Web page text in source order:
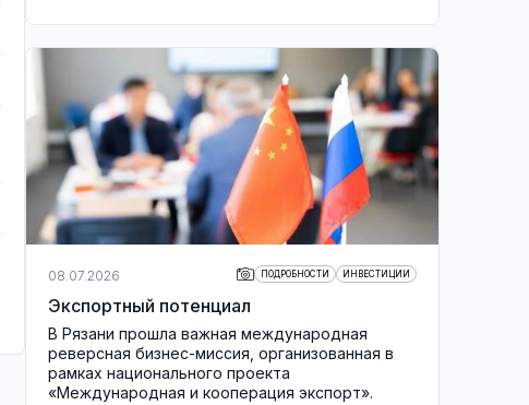
08.07.2026 ПОДРОБНОСТИ ИНВЕСТИЦИИ
Экспортный потенциал
В Рязани прошла важная международная
реверсная бизнес-миссия, организованная в
рамках национального проекта
«Международная и кооперация экспорт».